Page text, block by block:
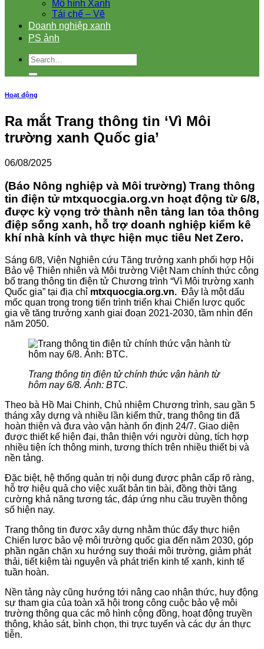
Mô hình Xanh
Tái chế – Vẽ
Doanh nghiệp xanh
PS ảnh
Hoạt động
Ra mắt Trang thông tin ‘Vì Môi
trường xanh Quốc gia’
06/08/2025
(Báo Nông nghiệp và Môi trường) Trang thông
tin điện tử mtxquocgia.org.vn hoạt động từ 6/8,
được kỳ vọng trở thành nền tảng lan tỏa thông
điệp sống xanh, hỗ trợ doanh nghiệp kiểm kê
khí nhà kính và thực hiện mục tiêu Net Zero.
Sáng 6/8, Viện Nghiên cứu Tăng trưởng xanh phối hợp Hội
Bảo vệ Thiên nhiên và Môi trường Việt Nam chính thức công
bố trang thông tin điện tử Chương trình “Vì Môi trường xanh
Quốc gia” tại địa chỉ mtxquocgia.org.vn. Đây là một dấu
mốc quan trọng trong tiến trình triển khai Chiến lược quốc
gia về tăng trưởng xanh giai đoạn 2021-2030, tầm nhìn đến
năm 2050.
Trang thông tin điện tử chính thức vận hành từ
hôm nay 6/8. Ảnh: BTC.
Theo bà Hồ Mai Chinh, Chủ nhiệm Chương trình, sau gần 5
tháng xây dựng và nhiều lần kiểm thử, trang thông tin đã
hoàn thiện và đưa vào vận hành ổn định 24/7. Giao diện
được thiết kế hiện đại, thân thiện với người dùng, tích hợp
nhiều tiện ích thông minh, tương thích trên nhiều thiết bị và
nền tảng.
Đặc biệt, hệ thống quản trị nội dung được phân cấp rõ ràng,
hỗ trợ hiệu quả cho việc xuất bản tin bài, đồng thời tăng
cường khả năng tương tác, đáp ứng nhu cầu truyền thông
số hiện nay.
Trang thông tin được xây dựng nhằm thúc đẩy thực hiện
Chiến lược bảo vệ môi trường quốc gia đến năm 2030, góp
phần ngăn chặn xu hướng suy thoái môi trường, giảm phát
thải, tiết kiệm tài nguyên và phát triển kinh tế xanh, kinh tế
tuần hoàn.
Nền tảng này cũng hướng tới nâng cao nhận thức, huy động
sự tham gia của toàn xã hội trong công cuộc bảo vệ môi
trường thông qua các mô hình cộng đồng, hoạt động truyền
thông, khảo sát, bình chọn, thi trực tuyến và các dự án thực
tiễn.